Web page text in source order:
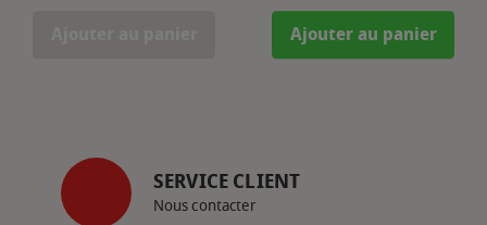
Ajouter au panier
SERVICE CLIENT
Nous contacter